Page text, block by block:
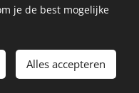
2026
Cookies
je de best mogelijke
Alles accepteren